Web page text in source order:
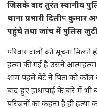
जिसके बाद तुरंत स्थानीय
थाना प्रभारी दिलीप
पहुंचे तथा जांच में पुलिस
परिवार वालों को सूचना
हत्या की गई है उसने
शाम पहले बेटे ने पिता को
बाद हुए हाथापाई के बारे में
परिजनों का कहना है ही हत्या